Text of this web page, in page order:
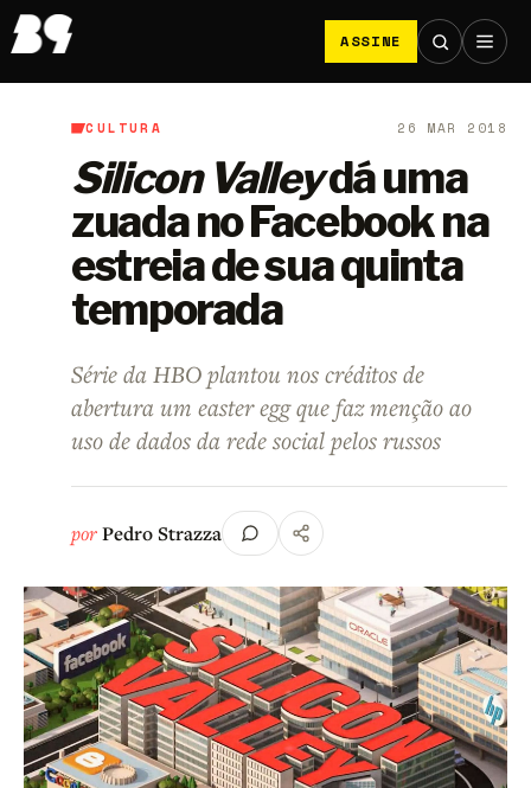
ASSINE
B9/Cultura
CULTURA 26 MAR 2018
Silicon Valleydá uma
zuada no Facebook na
estreia de sua quinta
temporada
Série da HBO plantou nos créditos de
abertura um easter egg que faz menção ao
uso de dados da rede social pelos russos
porPedro Strazza